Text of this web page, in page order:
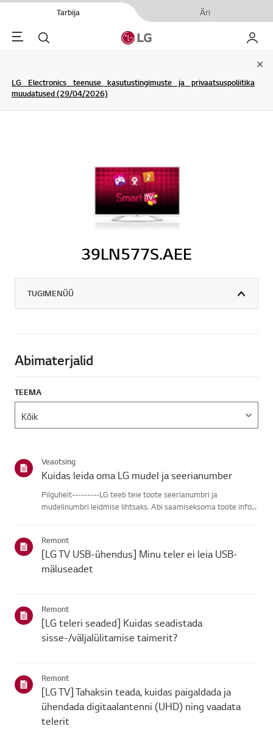
Tarbija Äri
Menu Otsi Minu
LG Electronics teenuse kasutustingimuste ja privaatsuspoliitika
muudatused (29/04/2026)
39LN577S.AEE
TUGIMENÜÜ
Abimaterjalid
TEEMA
Veaotsing
Kuidas leida oma LG mudel ja seerianumber
Pilguheit---------LG teeb teie toote seerianumbri ja
mudelinumbri leidmise lihtsaks. Abi saamiseksoma toote info
võiva...
Remont
[LG TV USB-ühendus] Minu teler ei leia USB-
mäluseadet
Remont
[LG teleri seaded] Kuidas seadistada
sisse-/väljalülitamise taimerit?
Remont
[LG TV] Tahaksin teada, kuidas paigaldada ja
ühendada digitaalantenni (UHD) ning vaadata
telerit